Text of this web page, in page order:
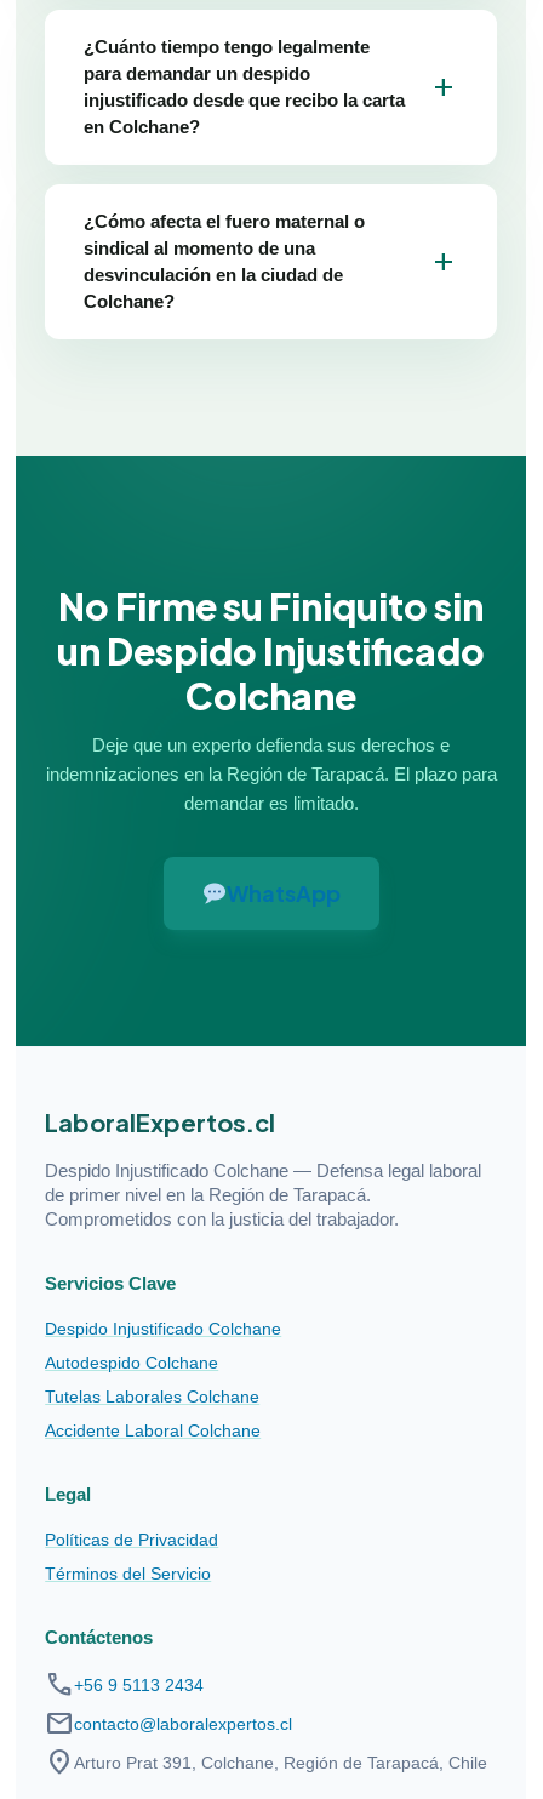
¿Cuánto tiempo tengo legalmente
para demandar un despido
injustificado desde que recibo la carta
en Colchane?
add
¿Cómo afecta el fuero maternal o
sindical al momento de una
desvinculación en la ciudad de
Colchane?
add
No Firme su Finiquito sin
un Despido Injustificado
Colchane
Deje que un experto defienda sus derechos e
indemnizaciones en la Región de Tarapacá. El plazo para
demandar es limitado.
WhatsApp
LaboralExpertos.cl
Despido Injustificado Colchane — Defensa legal laboral
de primer nivel en la Región de Tarapacá.
Comprometidos con la justicia del trabajador.
Servicios Clave
Despido Injustificado Colchane
Autodespido Colchane
Tutelas Laborales Colchane
Accidente Laboral Colchane
Legal
Políticas de Privacidad
Términos del Servicio
Contáctenos
phone+56 9 5113 2434
mailcontacto@laboralexpertos.cl
location_onArturo Prat 391, Colchane, Región de Tarapacá, Chile